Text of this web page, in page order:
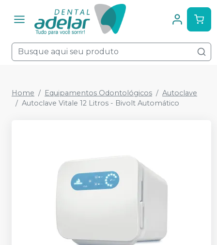
Home Equipamentos Odontológicos
Autoclave
Autoclave Vitale 12 Litros - Bivolt Automático